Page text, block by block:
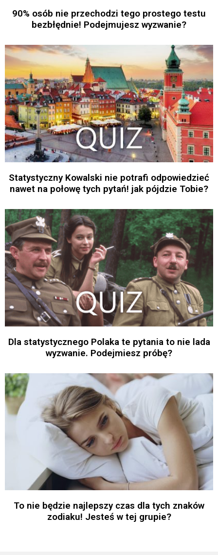
90% osób nie przechodzi tego prostego testu
bezbłędnie! Podejmujesz wyzwanie?
Statystyczny Kowalski nie potrafi odpowiedzieć
nawet na połowę tych pytań! jak pójdzie Tobie?
Dla statystycznego Polaka te pytania to nie lada
wyzwanie. Podejmiesz próbę?
To nie będzie najlepszy czas dla tych znaków
zodiaku! Jesteś w tej grupie?